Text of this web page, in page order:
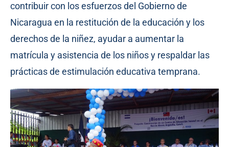
contribuir con los esfuerzos del Gobierno de
Nicaragua en la restitución de la educación y los
derechos de la niñez, ayudar a aumentar la
matrícula y asistencia de los niños y respaldar las
prácticas de estimulación educativa temprana.